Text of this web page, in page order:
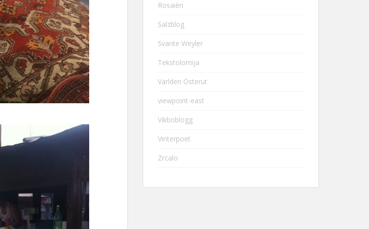
Rosaièn
Salzblog
Svante Weyler
Tekstolomija
Världen Österut
viewpoint-east
Vikboblogg
Vinterpoet
Zrcalo